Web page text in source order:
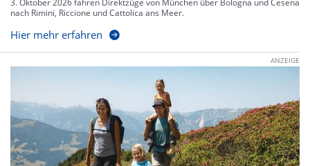
3. Oktober 2026 fahren Direktzüge von München über Bologna und Cesena
nach Rimini, Riccione und Cattolica ans Meer.
Hier mehr erfahren
ANZEIGE